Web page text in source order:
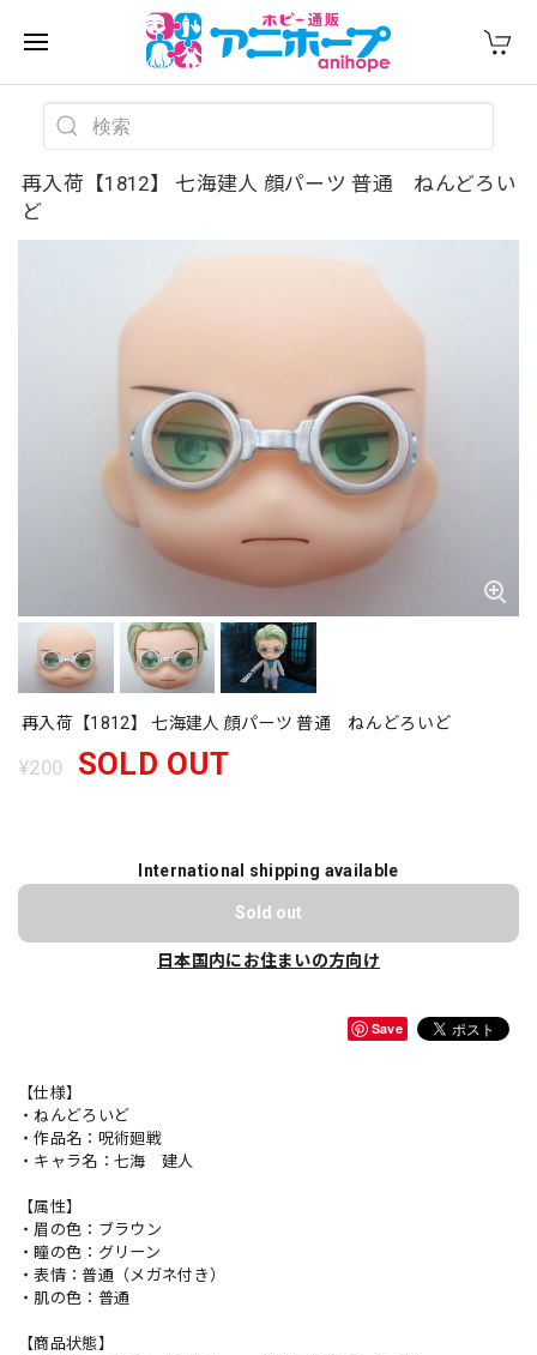
再入荷【1812】 七海建人 顔パーツ 普通 ねんどろい
ど
再入荷【1812】 七海建人 顔パーツ 普通 ねんどろいど
¥200 SOLD OUT
International shipping available
Sold out
日本国内にお住まいの方向け
Save
【仕様】
・ねんどろいど
・作品名：呪術廻戦
・キャラ名：七海 建人
【属性】
・眉の色：ブラウン
・瞳の色：グリーン
・表情：普通（メガネ付き）
・肌の色：普通
【商品状態】